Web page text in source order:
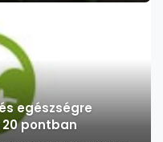
egészségre
pontban